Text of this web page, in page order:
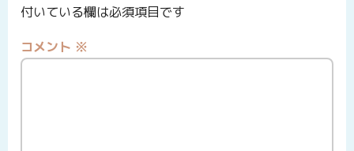
付いている欄は必須項目です
コメント ※